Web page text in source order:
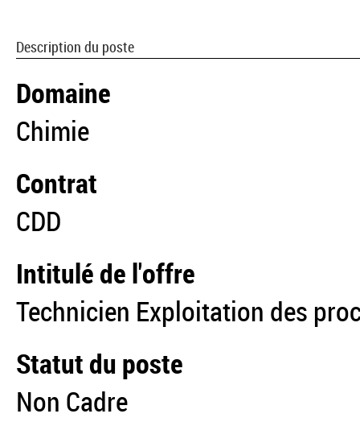
Description du poste
Domaine
Chimie
Contrat
CDD
Intitulé de l'offre
Technicien Exploitation des
Statut du poste
Non Cadre